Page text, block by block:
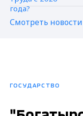
Смотреть новости
ГОСУДАРСТВО